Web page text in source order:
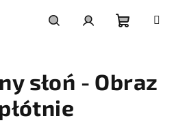
się
słoń - Obraz